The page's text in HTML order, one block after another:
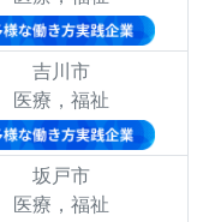
吉川市
医療，福祉
坂戸市
医療，福祉